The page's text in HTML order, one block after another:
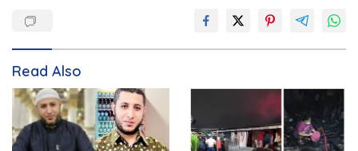
Read Also